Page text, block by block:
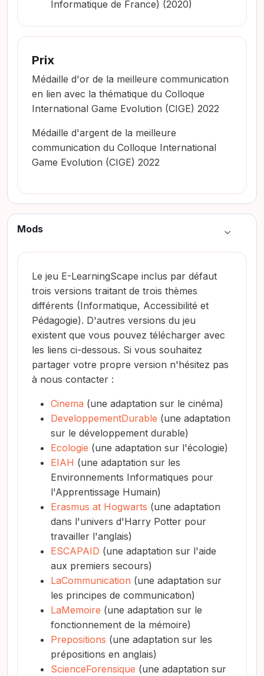
Informatique de France) (2020)
Prix
Médaille d'or de la meilleure communication
en lien avec la thématique du Colloque
International Game Evolution (CIGE) 2022
Médaille d'argent de la meilleure
communication du Colloque International
Game Evolution (CIGE) 2022
Mods
Colapsar
Le jeu E-LearningScape inclus par défaut
trois versions traitant de trois thèmes
différents (Informatique, Accessibilité et
Pédagogie). D'autres versions du jeu
existent que vous pouvez télécharger avec
les liens ci-dessous. Si vous souhaitez
partager votre propre version n'hésitez pas
à nous contacter :
Cinema (une adaptation sur le cinéma)
DeveloppementDurable (une adaptation
sur le développement durable)
Ecologie (une adaptation sur l'écologie)
EIAH (une adaptation sur les
Environnements Informatiques pour
l'Apprentissage Humain)
Erasmus at Hogwarts (une adaptation
dans l'univers d'Harry Potter pour
travailler l'anglais)
ESCAPAID (une adaptation sur l'aide
aux premiers secours)
LaCommunication (une adaptation sur
les principes de communication)
LaMemoire (une adaptation sur le
fonctionnement de la mémoire)
Prepositions (une adaptation sur les
prépositions en anglais)
ScienceForensique (une adaptation sur